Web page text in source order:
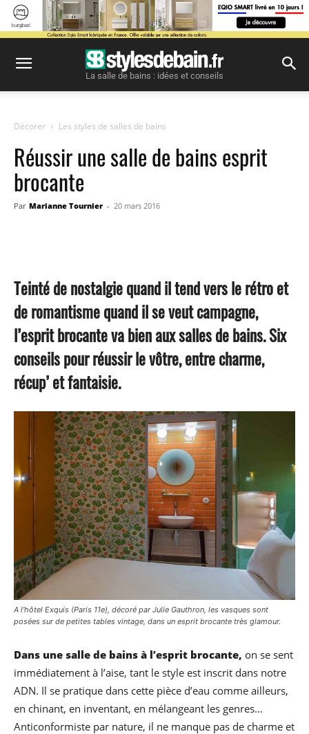
La salle de bains : idées et conseils
Décorer Les styles de salles de bains
Réussir une salle de bains esprit
brocante
Par Marianne Tournier - 20 mars 2016
Teinté de nostalgie quand il tend vers le rétro et
de romantisme quand il se veut campagne,
l’esprit brocante va bien aux salles de bains. Six
conseils pour réussir le vôtre, entre charme,
récup’ et fantaisie.
A l’hôtel Exquis (Paris 11e), décoré par Julie Gauthron, les vasques sont
posées sur de petites tables vintage, dans un esprit brocante très glamour.
Dans une salle de bains à l’esprit brocante, on se sent
immédiatement à l’aise, tant le style est inscrit dans notre
ADN. Il se pratique dans cette pièce d’eau comme ailleurs,
en chinant, en inventant, en mélangeant les genres…
Anticonformiste par nature, il ne manque pas de charme et